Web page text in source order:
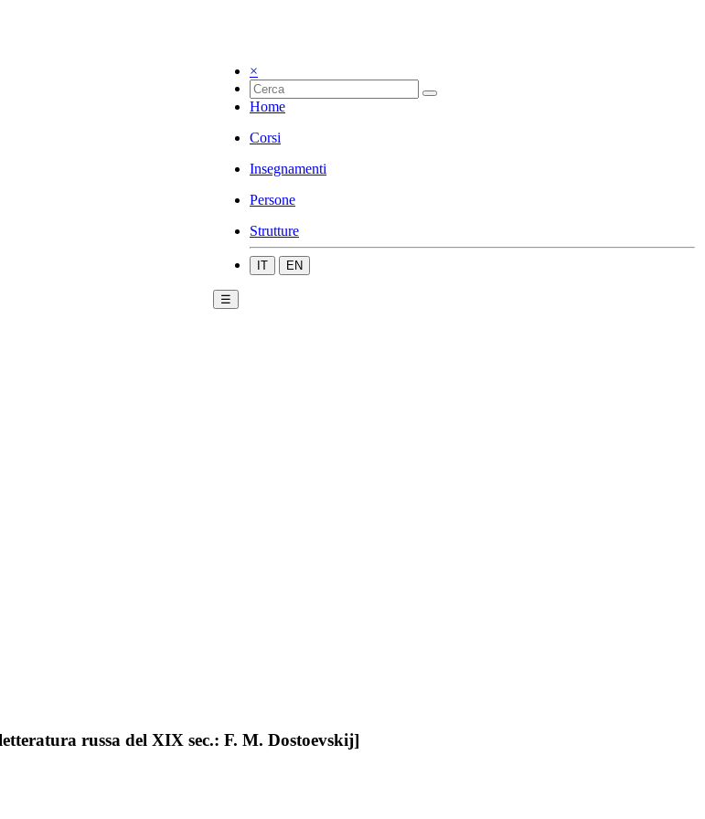
×
Home
Corsi
Insegnamenti
Persone
Strutture
IT EN
☰
russa del XIX sec.: F. M. Dostoevskij]